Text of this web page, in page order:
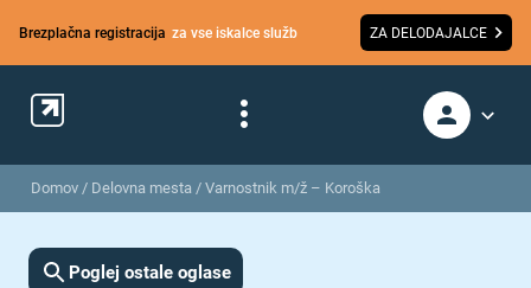
Brezplačna registracija za vse iskalce služb ZA DELODAJALCE
Domov / Delovna mesta / Varnostnik m/ž – Koroška
Poglej ostale oglase